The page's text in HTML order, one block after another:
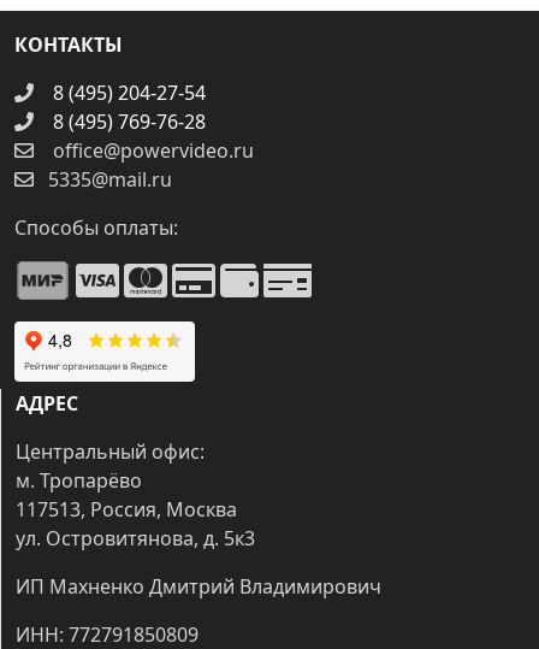
КОНТАКТЫ
8 (495) 204-27-54
8 (495) 769-76-28
office@powervideo.ru
5335@mail.ru
Способы оплаты:
АДРЕС
Центральный офис:
м. Тропарёво
117513, Россия, Москва
ул. Островитянова, д. 5к3
ИП Махненко Дмитрий Владимирович
ИНН: 772791850809